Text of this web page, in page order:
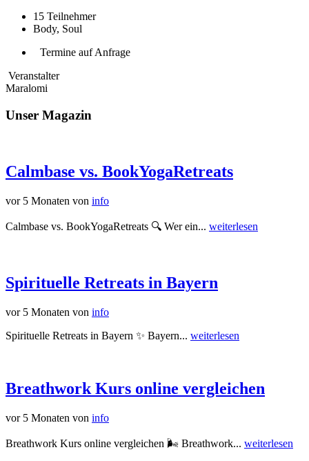
15 Teilnehmer
Body, Soul
Termine auf Anfrage
Veranstalter
Maralomi
Unser Magazin
Calmbase vs. BookYogaRetreats
vor 5 Monaten von info
Calmbase vs. BookYogaRetreats 🔍 Wer ein... weiterlesen
Spirituelle Retreats in Bayern
vor 5 Monaten von info
Spirituelle Retreats in Bayern ✨ Bayern... weiterlesen
Breathwork Kurs online vergleichen
vor 5 Monaten von info
Breathwork Kurs online vergleichen 🌬️ Breathwork... weiterlesen